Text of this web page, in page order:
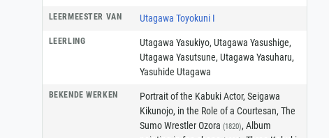
LEERMEESTER VAN Utagawa Toyokuni I
LEERLING
Utagawa Yasukiyo, Utagawa Yasushige,
Utagawa Yasutsune, Utagawa Yasuharu,
Yasuhide Utagawa
BEKENDE WERKEN
Portrait of the Kabuki Actor, Seigawa
Kikunojo, in the Role of a Courtesan, The
Sumo Wrestler Ozora (1820), Album